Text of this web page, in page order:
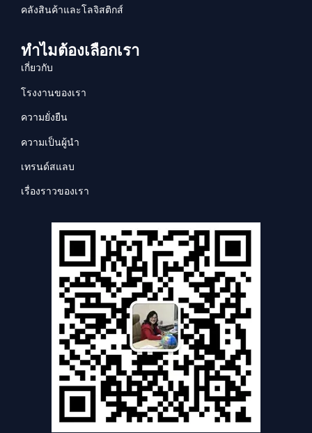
คลังสินค้าและโลจิสติกส์
ทำไมต้องเลือกเรา
เกี่ยวกับ
โรงงานของเรา
ความยั่งยืน
ความเป็นผู้นำ
เทรนด์สแลบ
เรื่องราวของเรา